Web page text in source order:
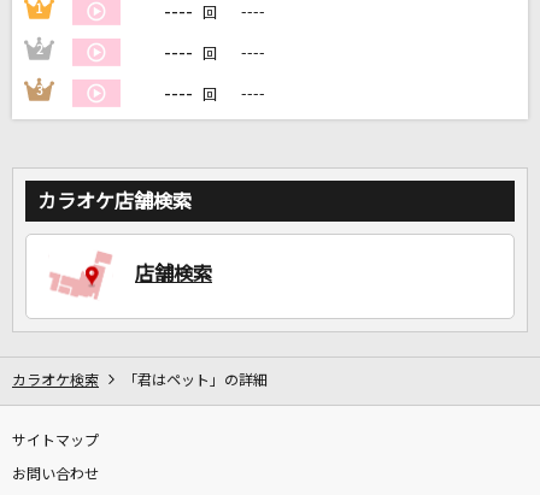
Mrs. GREEN APPLE
カラオケをもっと楽しもう！
1 ---- 回 ----
2 ---- 回 ----
3 ---- 回 ----
カラオケ店舗検索
店舗検索
カラオケ検索 「君はペット」の詳細
サイトマップ
お問い合わせ